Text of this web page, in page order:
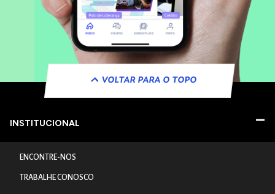
VOLTAR PARA O TOPO
INSTITUCIONAL
ENCONTRE-NOS
TRABALHE CONOSCO